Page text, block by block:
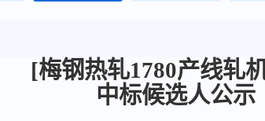
[梅钢热轧1780产线轧
中标候选人公示